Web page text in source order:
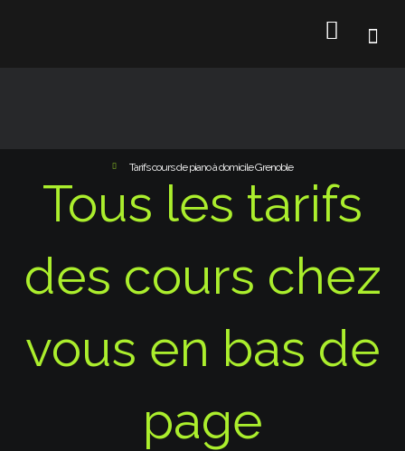
Tarifs cours de piano à domicile Grenoble
Tous les tarifs
des cours chez
vous en bas de
page